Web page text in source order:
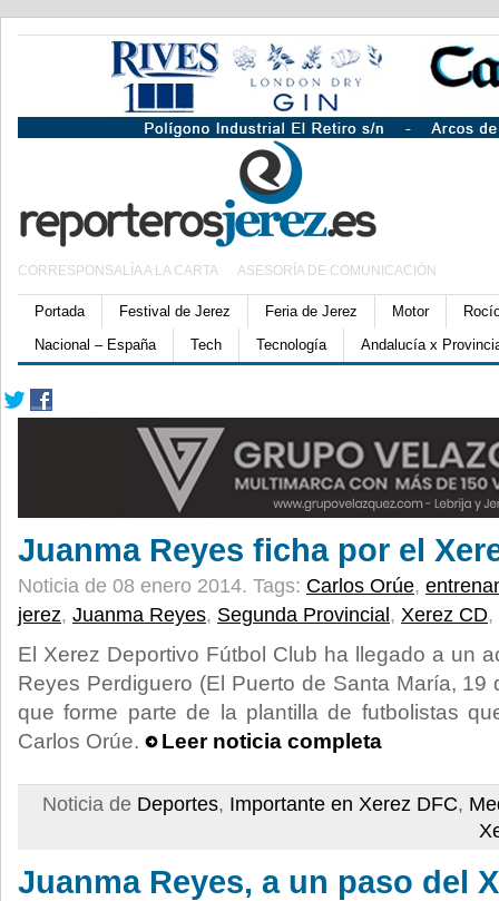
CORRESPONSALÍA A LA CARTA ASESORÍA DE COMUNICACIÓN
Portada Festival de Jerez Feria de Jerez Motor
Nacional – España
Tech Tecnología Andalucía x
Juanma Reyes ficha por el
Noticia de 08 enero 2014. Tags: Carlos Orúe,
jerez, Juanma Reyes, Segunda Provincial , Xerez CD,
El Xerez Deportivo Fútbol Club ha llegado a un
Reyes Perdiguero (El Puerto de Santa María, 19
que forme parte de la plantilla de futbolistas
Carlos Orúe.
Leer noticia completa
Noticia de Deportes, Importante en Xerez DFC,
Juanma Reyes, a un paso del